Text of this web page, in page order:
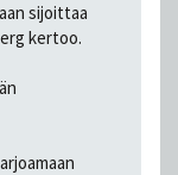
sijoittaa
kertoo.